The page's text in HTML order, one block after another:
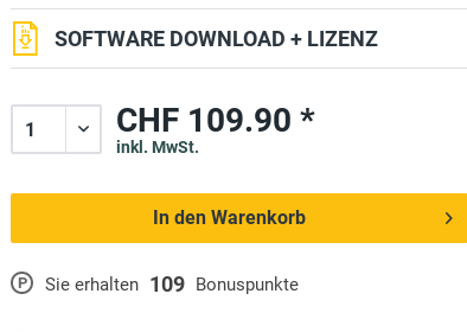
P Sie erhalten 109 Bonuspunkte
SOFTWARE DOWNLOAD + LIZENZ
CHF 109.90 *
inkl. MwSt.
In den Warenkorb